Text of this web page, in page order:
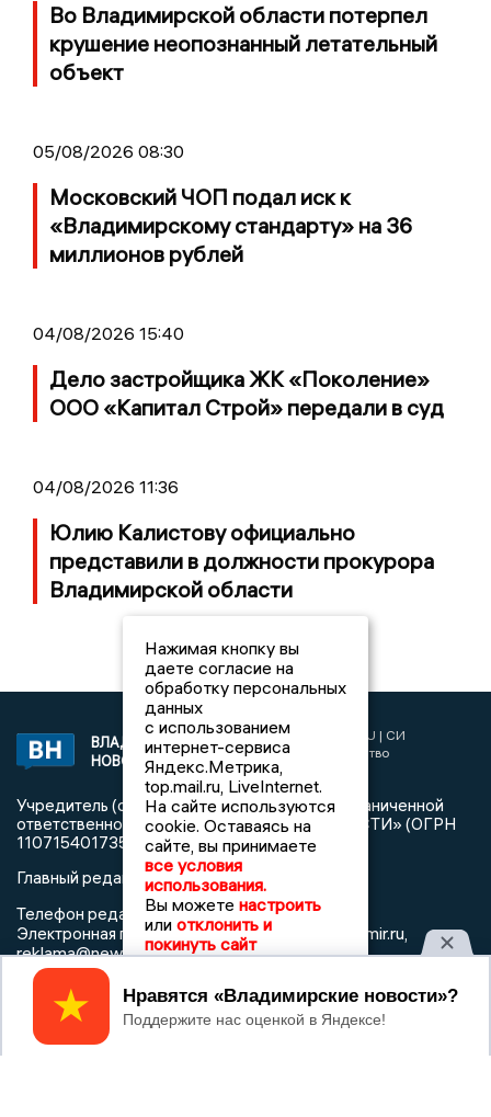
Во Владимирской области потерпел
крушение неопознанный летательный
объект
05/08/2026 08:30
Московский ЧОП подал иск к
«Владимирскому стандарту» на 36
миллионов рублей
04/08/2026 15:40
Дело застройщика ЖК «Поколение»
ООО «Капитал Строй» передали в суд
04/08/2026 11:36
Юлию Калистову официально
представили в должности прокурора
Владимирской области
ВЛАДИМИРСКИЕ
НОВОСТИ
2017 © NEWSVLADIMIR.RU | СИ
«Информационное агентство
Владимирские новости»
Учредитель (соучредители): Общество с ограниченной
ответственностью «РЕГИОНАЛЬНЫЕ НОВОСТИ» (ОГРН
1107154017354)
Главный редактор: Мазов С. А.
Телефон редакции:8 (4922) 666916
Электронная почта редакции:info@newsvladimir.ru,
reklama@newsvladimir.ru
Регистрационный номер: серия Эл № ФС77-78858 от 4
августа 2020 г. согласно выписке из реестра
зарегистрированных средств массовой информации
Нажимая кнопку вы
даете согласие на
обработку персональных
данных
с использованием
интернет-сервиса
Яндекс.Метрика,
top.mail.ru, LiveInternet.
На сайте используются
cookie. Оставаясь на
сайте, вы принимаете
все условия
использования.
Вы можете настроить
или отклонить и
покинуть сайт
Принять